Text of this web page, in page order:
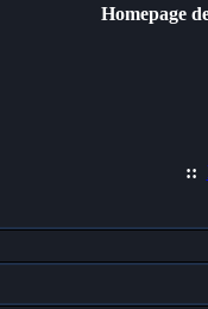
Homepage
::